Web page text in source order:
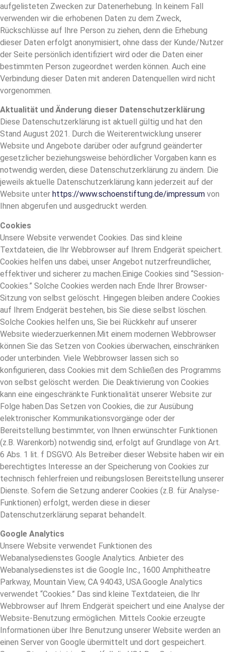
aufgelisteten Zwecken zur Datenerhebung. In keinem Fall
verwenden wir die erhobenen Daten zu dem Zweck,
Rückschlüsse auf Ihre Person zu ziehen, denn die Erhebung
dieser Daten erfolgt anonymisiert, ohne dass der Kunde/Nutzer
der Seite persönlich identifiziert wird oder die Daten einer
bestimmten Person zugeordnet werden können. Auch eine
Verbindung dieser Daten mit anderen Datenquellen wird nicht
vorgenommen.
Aktualität und Änderung dieser Datenschutzerklärung
Diese Datenschutzerklärung ist aktuell gültig und hat den
Stand August 2021. Durch die Weiterentwicklung unserer
Website und Angebote darüber oder aufgrund geänderter
gesetzlicher beziehungsweise behördlicher Vorgaben kann es
notwendig werden, diese Datenschutzerklärung zu ändern. Die
jeweils aktuelle Datenschutzerklärung kann jederzeit auf der
Website unter https://www.schoenstiftung.de/impressum von
Ihnen abgerufen und ausgedruckt werden.
Cookies
Unsere Website verwendet Cookies. Das sind kleine
Textdateien, die Ihr Webbrowser auf Ihrem Endgerät speichert.
Cookies helfen uns dabei, unser Angebot nutzerfreundlicher,
effektiver und sicherer zu machen.Einige Cookies sind “Session-
Cookies.” Solche Cookies werden nach Ende Ihrer Browser-
Sitzung von selbst gelöscht. Hingegen bleiben andere Cookies
auf Ihrem Endgerät bestehen, bis Sie diese selbst löschen.
Solche Cookies helfen uns, Sie bei Rückkehr auf unserer
Website wiederzuerkennen.Mit einem modernen Webbrowser
können Sie das Setzen von Cookies überwachen, einschränken
oder unterbinden. Viele Webbrowser lassen sich so
konfigurieren, dass Cookies mit dem Schließen des Programms
von selbst gelöscht werden. Die Deaktivierung von Cookies
kann eine eingeschränkte Funktionalität unserer Website zur
Folge haben.Das Setzen von Cookies, die zur Ausübung
elektronischer Kommunikationsvorgänge oder der
Bereitstellung bestimmter, von Ihnen erwünschter Funktionen
(z.B. Warenkorb) notwendig sind, erfolgt auf Grundlage von Art.
6 Abs. 1 lit. f DSGVO. Als Betreiber dieser Website haben wir ein
berechtigtes Interesse an der Speicherung von Cookies zur
technisch fehlerfreien und reibungslosen Bereitstellung unserer
Dienste. Sofern die Setzung anderer Cookies (z.B. für Analyse-
Funktionen) erfolgt, werden diese in dieser
Datenschutzerklärung separat behandelt.
Google Analytics
Unsere Website verwendet Funktionen des
Webanalysedienstes Google Analytics. Anbieter des
Webanalysedienstes ist die Google Inc., 1600 Amphitheatre
Parkway, Mountain View, CA 94043, USA.Google Analytics
verwendet “Cookies.” Das sind kleine Textdateien, die Ihr
Webbrowser auf Ihrem Endgerät speichert und eine Analyse der
Website-Benutzung ermöglichen. Mittels Cookie erzeugte
Informationen über Ihre Benutzung unserer Website werden an
einen Server von Google übermittelt und dort gespeichert.